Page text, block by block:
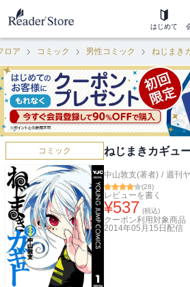
はじめて
ロア コミック 男性コミック ねじまき
コミック ねじまきカギュ
中山敦支(著者) / 週刊
(28)
レビューを書く
¥537 (税込)
クーポン利用対象商品
2014年05月15日 配信